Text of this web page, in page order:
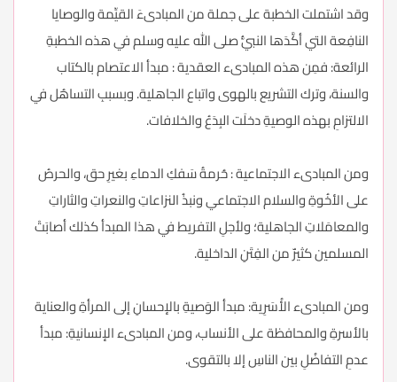
وقد اشتملت الخطبة على جملة من المبادىءَ القيِّمة والوصايا
النافِعة التي أكَّدَها النبيُّ صلى الله عليه وسلم في هذه الخطبةِ
الرائعة: فمِن هذه المبادىء العقدية : مبدأ الاعتصام بالكتاب
والسنة، وترك التشريع بالهوى واتباع الجاهلية. وبسببِ التساهُل في
الالتزامِ بهذه الوصيةِ دخلَت البِدَعُ والخلافات.
ومن المبادىء الاجتماعية : حُرمةُ سَفكِ الدماءِ بغيرِ حق، والحرصُ
على الأخُوةِ والسلام الاجتماعي ونبذُ النزاعاتِ والنعراتِ والثاراتِ
والمعامَلاتِ الجاهلية؛ ولأجلِ التفريط في هذا المبدأ كذلك أصابَتْ
المسلمين كثيرٌ من الفِتَنِ الداخلية.
ومن المبادىء الأُسَرِية: مبدأ الوَصيةِ بالإحسانِ إلى المرأةِ والعناية
بالأسرةِ والمحافظة على الأنساب، ومن المبادىء الإنسانيةِ: مبدأ
عدمِ التفاضُلِ بين الناسِ إلا بالتقوى.